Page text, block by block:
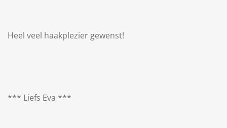
Heel veel haakplezier gewenst!
*** Liefs Eva ***